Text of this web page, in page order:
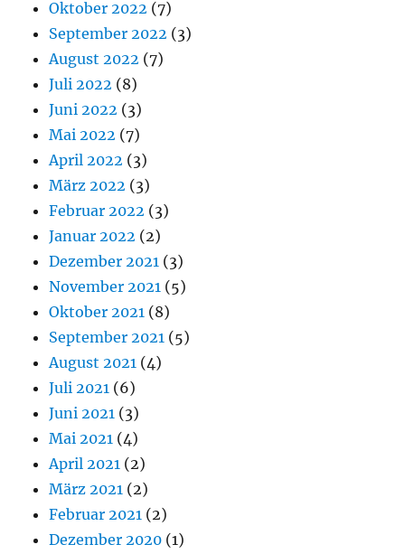
Oktober 2022 (7)
September 2022 (3)
August 2022 (7)
Juli 2022 (8)
Juni 2022 (3)
Mai 2022 (7)
April 2022 (3)
März 2022 (3)
Februar 2022 (3)
Januar 2022 (2)
Dezember 2021 (3)
November 2021 (5)
Oktober 2021 (8)
September 2021 (5)
August 2021 (4)
Juli 2021 (6)
Juni 2021 (3)
Mai 2021 (4)
April 2021 (2)
März 2021 (2)
Februar 2021 (2)
Dezember 2020 (1)